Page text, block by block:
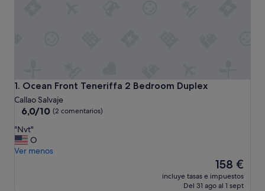
1. Ocean Front Teneriffa 2 Bedroom Duplex
Ocean Front Teneriffa 2 Bedroom Duplex
Callao Salvaje
6.0
10,
(2 comentarios)
6,0/10 (2 comentarios)
"
N
v
"Nvt"
O
Ver menos
El
precio
actual
158 €
incluye tasas e impuestos
Del 31 ago al 1 sept